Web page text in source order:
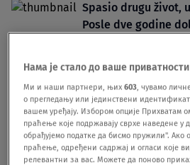
Spasio drugu život,
Posle dve godine
HRONIKA17.02.
Uhapšen i drugi
MMA borca Stefana
tragalo dve godine
HRONIKA16.02.
Majka ubijenog
Нама је стало до ваше приватности
Ми и наши партнери, њих603 , чувамо
о прегледању или јединствени
вашем уређају. Избором опције Прихватам
праћење које подржавају сврхе наведене
обрађујемо податке да бисмо пружили". Ако
праћење, одређени садржај и огласи које
релевантни за вас. Можете да поново